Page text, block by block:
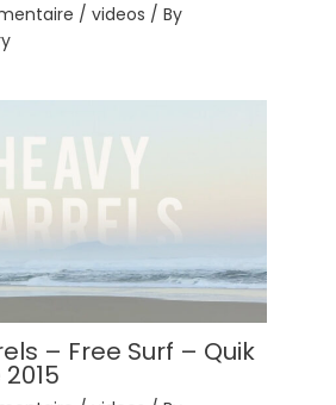
/ videos / By
– Free Surf – Quik